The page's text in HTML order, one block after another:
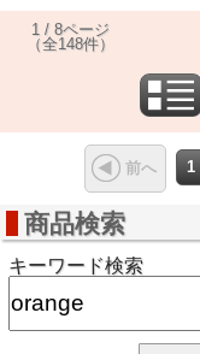
1 / 8ページ
（全148件）
前へ 1
商品検索
キーワード検索